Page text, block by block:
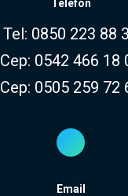
Telefon
Tel: 0850 223 88
Cep: 0542 466 18
Cep: 0505 259 72
Email